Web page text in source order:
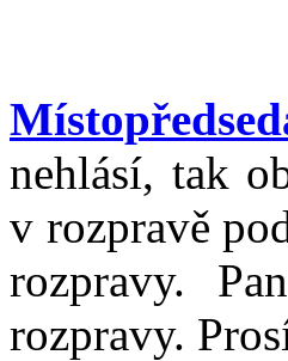
nehlásí, tak
v rozpravě
rozpravy.
rozpravy.